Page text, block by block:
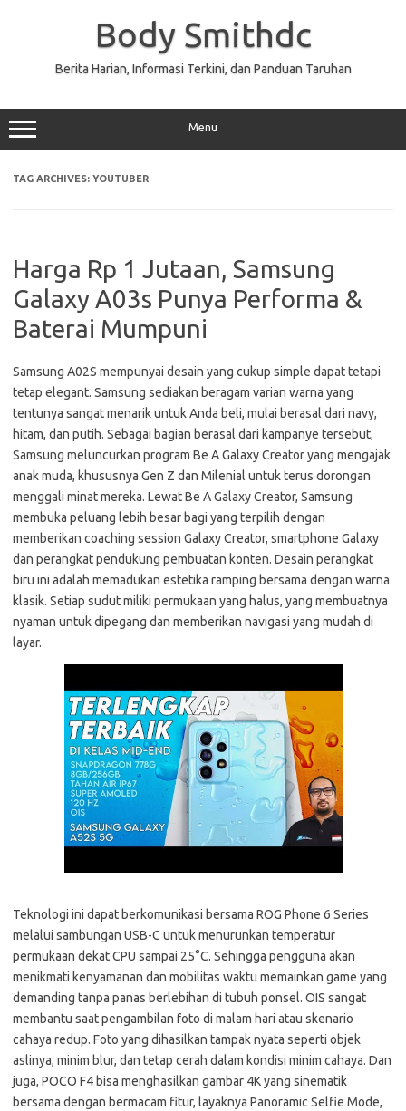
Body Smithdc
Berita Harian, Informasi Terkini, dan Panduan Taruhan
Menu
TAG ARCHIVES: YOUTUBER
Harga Rp 1 Jutaan, Samsung
Galaxy A03s Punya Performa &
Baterai Mumpuni
Samsung A02S mempunyai desain yang cukup simple dapat tetapi
tetap elegant. Samsung sediakan beragam varian warna yang
tentunya sangat menarik untuk Anda beli, mulai berasal dari navy,
hitam, dan putih. Sebagai bagian berasal dari kampanye tersebut,
Samsung meluncurkan program Be A Galaxy Creator yang mengajak
anak muda, khususnya Gen Z dan Milenial untuk terus dorongan
menggali minat mereka. Lewat Be A Galaxy Creator, Samsung
membuka peluang lebih besar bagi yang terpilih dengan
memberikan coaching session Galaxy Creator, smartphone Galaxy
dan perangkat pendukung pembuatan konten. Desain perangkat
biru ini adalah memadukan estetika ramping bersama dengan warna
klasik. Setiap sudut miliki permukaan yang halus, yang membuatnya
nyaman untuk dipegang dan memberikan navigasi yang mudah di
layar.
Teknologi ini dapat berkomunikasi bersama ROG Phone 6 Series
melalui sambungan USB-C untuk menurunkan temperatur
permukaan dekat CPU sampai 25°C. Sehingga pengguna akan
menikmati kenyamanan dan mobilitas waktu memainkan game yang
demanding tanpa panas berlebihan di tubuh ponsel. OIS sangat
membantu saat pengambilan foto di malam hari atau skenario
cahaya redup. Foto yang dihasilkan tampak nyata seperti objek
aslinya, minim blur, dan tetap cerah dalam kondisi minim cahaya. Dan
juga, POCO F4 bisa menghasilkan gambar 4K yang sinematik
bersama dengan bermacam fitur, layaknya Panoramic Selfie Mode,